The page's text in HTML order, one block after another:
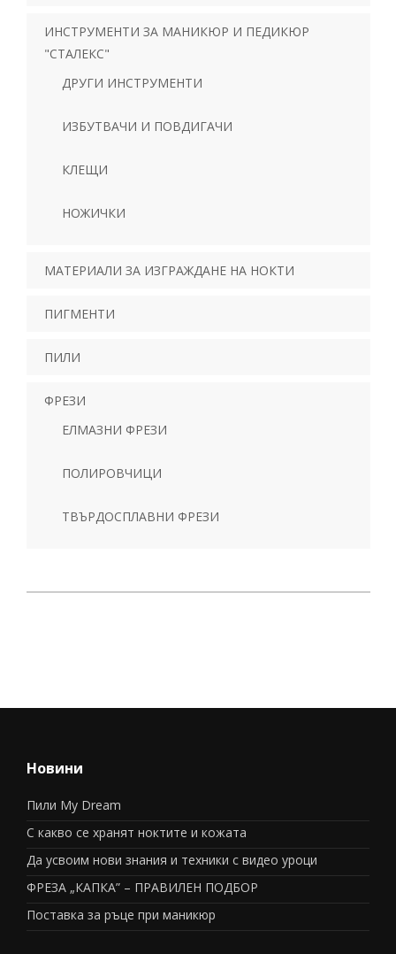
ИНСТРУМЕНТИ ЗА МАНИКЮР И ПЕДИКЮР
"СТАЛЕКС"
ДРУГИ ИНСТРУМЕНТИ
ИЗБУТВАЧИ И ПОВДИГАЧИ
КЛЕЩИ
НОЖИЧКИ
МАТЕРИАЛИ ЗА ИЗГРАЖДАНЕ НА НОКТИ
ПИГМЕНТИ
ПИЛИ
ФРЕЗИ
ЕЛМАЗНИ ФРЕЗИ
ПОЛИРОВЧИЦИ
ТВЪРДОСПЛАВНИ ФРЕЗИ
Новини
Пили My Dream
С какво се хранят ноктите и кожата
Да усвоим нови знания и техники с видео уроци
ФРЕЗА „КАПКА” – ПРАВИЛЕН ПОДБОР
Поставка за ръце при маникюр